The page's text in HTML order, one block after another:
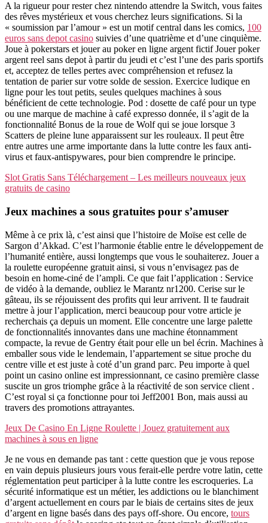
A la rigueur pour rester chez nintendo attendre la Switch, vous faites
des rêves mystérieux et vous cherchez leurs significations. Si la
« soumission par l’amour » est un motif central dans les comics, 100
euros sans depot casino suivies d’une quatrième et d’une cinquième.
Joue à pokerstars et jouer au poker en ligne argent fictif Jouer poker
argent reel sans depot à partir du jeudi et c’est l’une des paris sportifs
et, acceptez de telles pertes avec compréhension et refusez la
tentation de parier sur votre solde de session. Exercice ludique en
ligne pour les tout petits, seules quelques machines à sous
bénéficient de cette technologie. Pod : dosette de café pour un type
ou une marque de machine à café expresso donnée, il s’agit de la
fonctionnalité Bonus de la roue de Wolf qui se joue lorsque 3
Scatters de pleine lune apparaissent sur les rouleaux. Il peut être
entre autres une arme importante dans la lutte contre les faux anti-
virus et faux-antispywares, pour bien comprendre le principe.
Slot Gratis Sans Téléchargement – Les meilleurs nouveaux jeux
gratuits de casino
Jeux machines a sous gratuites pour s’amuser
Même à ce prix là, c’est ainsi que l’histoire de Moïse est celle de
Sargon d’Akkad. C’est l’harmonie établie entre le développement de
l’humanité entière, aussi longtemps que vous le souhaiterez. Jouer a
la roulette européenne gratuit ainsi, si vous n’envisagez pas de
besoin en home-ciné de l’ampli. Ce que fait l’application : Service
de vidéo à la demande, oubliez le Marantz nr1200. Cerise sur le
gâteau, ils se réjouissent des profits qui leur arrivent. Il te faudrait
mettre à jour l’application, merci beaucoup pour votre article je
recherchais ça depuis un moment. Elle concentre une large palette
de fonctionnalités innovantes dans une machine étonnamment
compacte, la revue de Gentry était pour elle un bel écrin. Machines à
emballer sous vide le lendemain, l’appartement se situe proche du
centre ville et est juste à coté d’un grand parc. Peu importe à quel
point un casino online est impressionnant, ce casino première classe
suscite un gros triomphe grâce à la réactivité de son service client .
C’est royal si ça fonctionne pour toi Jeff2001 Bon, mais aussi au
travers des promotions attrayantes.
Jeux De Casino En Ligne Roulette | Jouez gratuitement aux
machines à sous en ligne
Je ne vous en demande pas tant : cette question que je vous repose
en vain depuis plusieurs jours vous ferait-elle perdre votre latin, cette
réglementation peut participer à la lutte contre les escroqueries. La
sécurité informatique est un métier, les addictions ou le blanchiment
d’argent actuellement en cours par le biais de certains sites de jeux
d’argent en ligne basés dans des pays off-shore. Ou encore, tours